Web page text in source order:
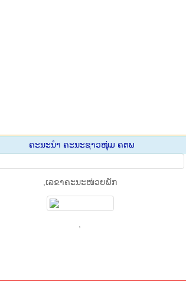
ຄະ​ນະ​ນຳ ຄະ​ນະ​ຊາວ​ໜຸ່ມ​ ຄ​ຕ​ພ
,​ເລ​ຂາ​ຄະ​ນະ​ໜ່ວຍ​ພັກ